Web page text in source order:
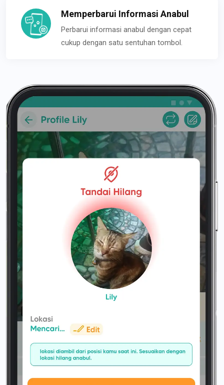
Memperbarui Informasi Anabul
Perbarui informasi anabul dengan cepat
cukup dengan satu sentuhan tombol.